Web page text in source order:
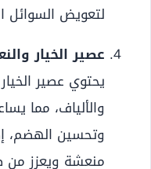
لتعويض السوائل
عصير الخيار
يحتوي عصير
والألياف، مما
وتحسين الهضم،
منعشة ويعزز من